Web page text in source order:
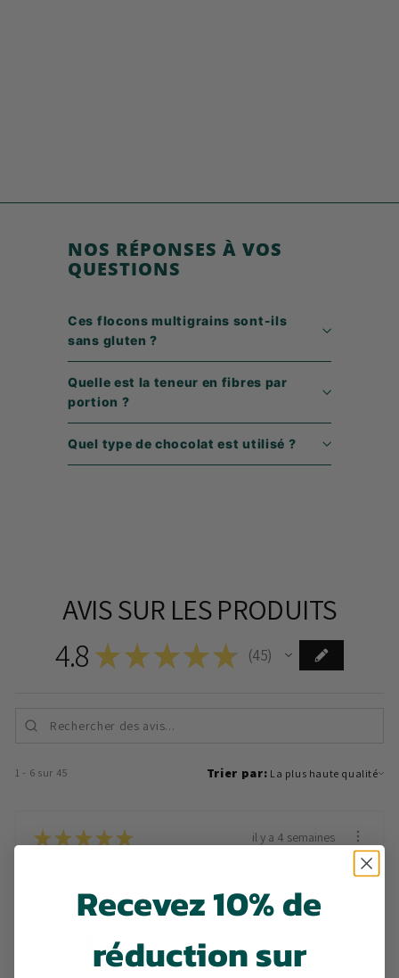
9
NOS RÉPONSES À VOS
QUESTIONS
Ces flocons multigrains sont-ils
sans gluten ?
Quelle est la teneur en fibres par
portion ?
Quel type de chocolat est utilisé ?
AVIS SUR LES PRODUITS
4.8 ★ ★ ★ ★ ★ 45
45
1 - 6 sur 45 Trier par:
★★★★★ il y a 4 semaines
gute mischung
Wien, Austria
Recevez 10% de
réduction sur